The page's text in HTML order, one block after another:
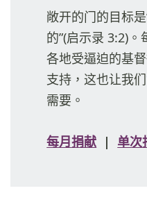
敞开的门的目标
的”(启示录 3:2)
各地受逼迫的基
支持，这也让我
需要。
每月捐献 | 单次